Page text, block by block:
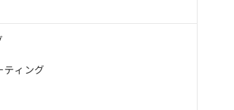
ティング